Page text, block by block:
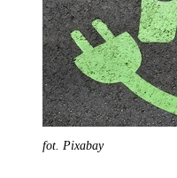
fot. Pixabay